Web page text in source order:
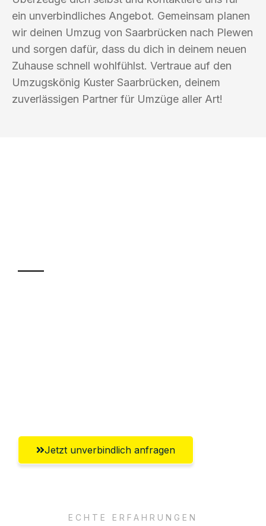
ein unverbindliches Angebot. Gemeinsam planen
wir deinen Umzug von Saarbrücken nach Plewen
und sorgen dafür, dass du dich in deinem neuen
Zuhause schnell wohlfühlst. Vertraue auf den
Umzugskönig Kuster Saarbrücken, deinem
zuverlässigen Partner für Umzüge aller Art!
Jetzt unverbindlich anfragen
ECHTE ERFAHRUNGEN